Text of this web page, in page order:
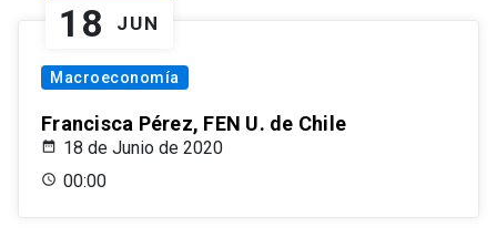
18 JUN
Macroeconomía
Francisca Pérez, FEN U. de Chile
18 de Junio de 2020
00:00